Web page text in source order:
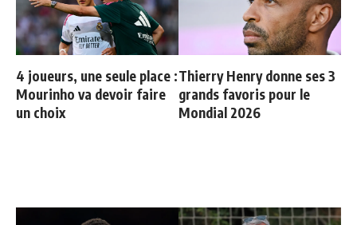
4 joueurs, une seule place :
Mourinho va devoir faire
un choix
Thierry Henry donne ses 3
grands favoris pour le
Mondial 2026